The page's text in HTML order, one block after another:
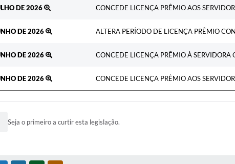
DE 2026 CONCEDE LICENÇA PRÊMIO AOS
DE 2026 ALTERA PERÍODO DE LICENÇA PRÊMIO
DE 2026 CONCEDE LICENÇA PRÊMIO À SERVIDORA
DE 2026 CONCEDE LICENÇA PRÊMIO AOS
Seja o primeiro a curtir esta legislação.